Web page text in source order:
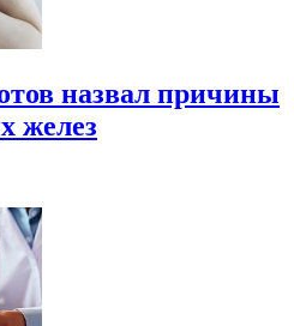
назвал причины
желез